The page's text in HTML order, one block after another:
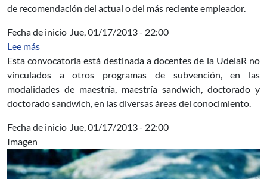
de recomendación del actual o del más reciente empleador.
Fecha de inicio Jue, 01/17/2013 - 22:00
Lee mássobre Becas CAPES/UdelaR – Docentes – Proceso de
Esta convocatoria está destinada a docentes de la UdelaR no
vinculados a otros programas de subvención, en las
modalidades de maestría, maestría sandwich, doctorado y
doctorado sandwich, en las diversas áreas del conocimiento.
Fecha de inicio Jue, 01/17/2013 - 22:00
Imagen